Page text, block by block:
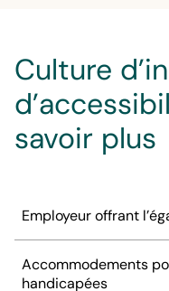
Culture
savoir plus
Employeur offrant
l’emploi. Nous
sans distinction de
Accommodements
handicapées